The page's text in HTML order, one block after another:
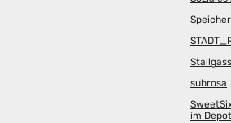
subrosa
im Depot